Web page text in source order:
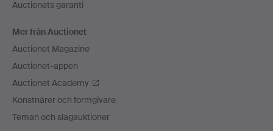
Auctionets garanti
Mer från Auctionet
Auctionet Magazine
Auctionet-appen
Auctionet Academy
Konstnärer och formgivare
Teman och slagauktioner